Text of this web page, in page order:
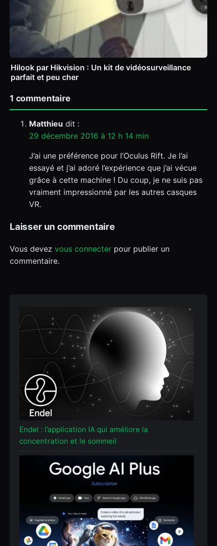
Hilook par Hikvision : Un kit de vidéosurveillance
parfait et peu cher
1 commentaire
Matthieu dit :
29 décembre 2016 à 12 h 14 min
J’ai une préférence pour l’Oculus Rift. Je l’ai
essayé et j’ai adoré l’expérience que j’ai vécue
grâce à cette machine ! Du coup, je ne suis pas
vraiment impressionné par les autres casques
VR.
Laisser un commentaire
Vous devez vous connecter pour publier un
commentaire.
Endel : l’application IA qui améliore la
concentration et le sommeil